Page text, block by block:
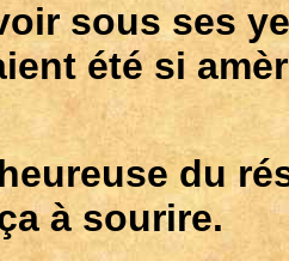
sous ses
été si
du
à sourire.